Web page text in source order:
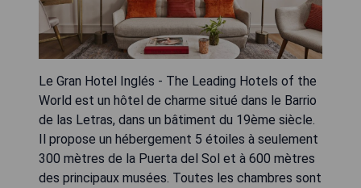
Le Gran Hotel Inglés - The Leading Hotels of the
World est un hôtel de charme situé dans le Barrio
de las Letras, dans un bâtiment du 19ème siècle.
Il propose un hébergement 5 étoiles à seulement
300 mètres de la Puerta del Sol et à 600 mètres
des principaux musées. Toutes les chambres sont